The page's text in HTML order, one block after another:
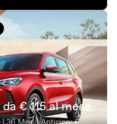
€ 115 al mese
36 Mesi | Anticipo: €